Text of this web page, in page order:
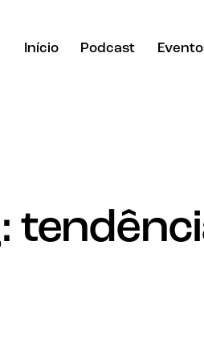
Início Podcast